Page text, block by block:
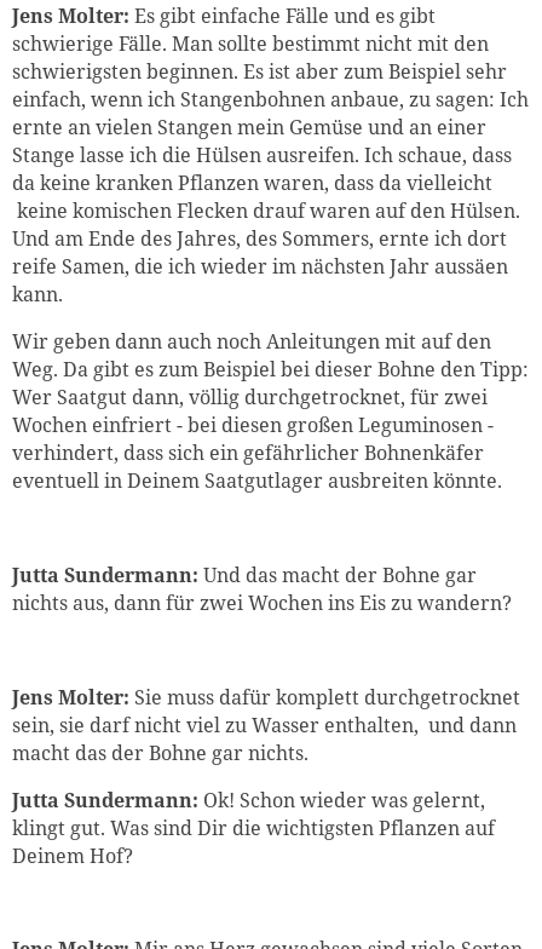
Jens Molter: Es gibt einfache Fälle und es gibt
schwierige Fälle. Man sollte bestimmt nicht mit den
schwierigsten beginnen. Es ist aber zum Beispiel sehr
einfach, wenn ich Stangenbohnen anbaue, zu sagen: Ich
ernte an vielen Stangen mein Gemüse und an einer
Stange lasse ich die Hülsen ausreifen. Ich schaue, dass
da keine kranken Pflanzen waren, dass da vielleicht
keine komischen Flecken drauf waren auf den Hülsen.
Und am Ende des Jahres, des Sommers, ernte ich dort
reife Samen, die ich wieder im nächsten Jahr aussäen
kann.
Wir geben dann auch noch Anleitungen mit auf den
Weg. Da gibt es zum Beispiel bei dieser Bohne den Tipp:
Wer Saatgut dann, völlig durchgetrocknet, für zwei
Wochen einfriert - bei diesen großen Leguminosen -
verhindert, dass sich ein gefährlicher Bohnenkäfer
eventuell in Deinem Saatgutlager ausbreiten könnte.
Jutta Sundermann: Und das macht der Bohne gar
nichts aus, dann für zwei Wochen ins Eis zu wandern?
Jens Molter: Sie muss dafür komplett durchgetrocknet
sein, sie darf nicht viel zu Wasser enthalten, und dann
macht das der Bohne gar nichts.
Jutta Sundermann: Ok! Schon wieder was gelernt,
klingt gut. Was sind Dir die wichtigsten Pflanzen auf
Deinem Hof?